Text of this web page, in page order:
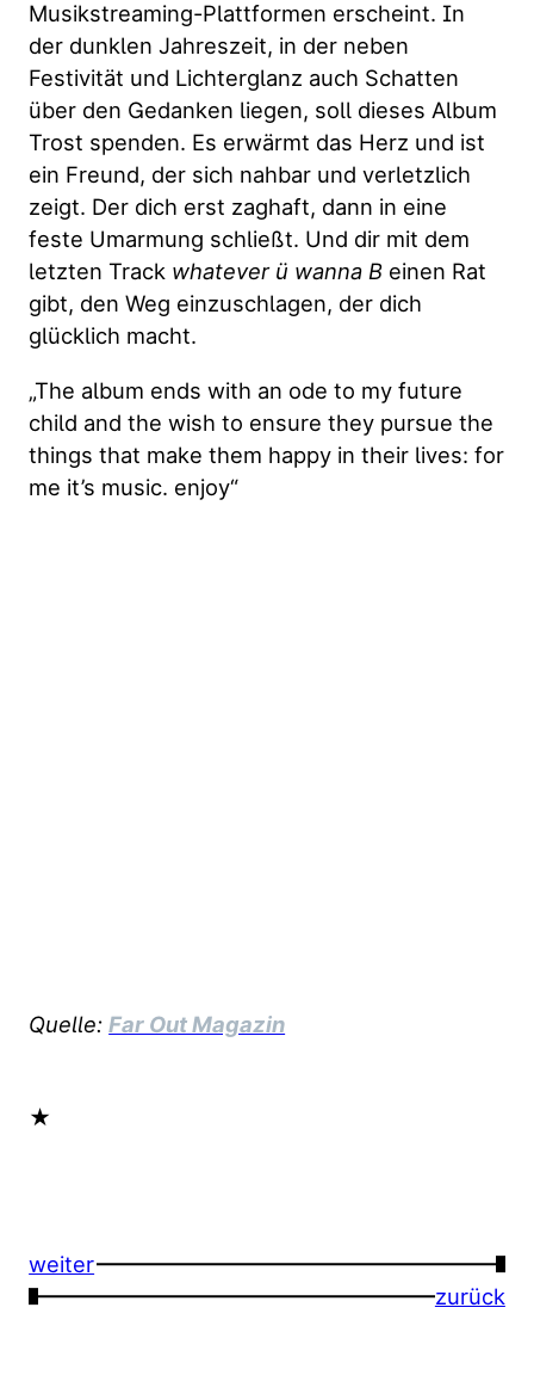
Musikstreaming-Plattformen erscheint. In
der dunklen Jahreszeit, in der neben
Festivität und Lichterglanz auch Schatten
über den Gedanken liegen, soll dieses Album
Trost spenden. Es erwärmt das Herz und ist
ein Freund, der sich nahbar und verletzlich
zeigt. Der dich erst zaghaft, dann in eine
feste Umarmung schließt. Und dir mit dem
letzten Track whatever ü wanna B einen Rat
gibt, den Weg einzuschlagen, der dich
glücklich macht.
„The album ends with an ode to my future
child and the wish to ensure they pursue the
things that make them happy in their lives: for
me it’s music. enjoy“
Quelle:Far Out Magazin
★
weiter
→
←
zurück